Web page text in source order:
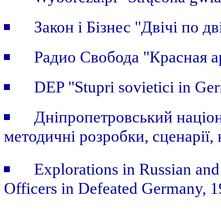
Закон i Бiзнес "Двічі по
Радио Свобода "Красная
DEP "Stupri sovietici in
Дніпропетровський
методичні розробки,
Explorations in Russian
Officers in Defeated Germany,